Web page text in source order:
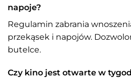
napoje?
Regulamin zabrania
przekąsek i napojów.
butelce.
Czy kino jest otwarte w